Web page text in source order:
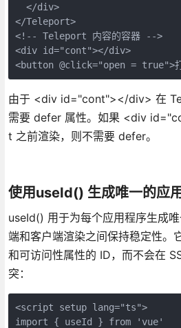
  </div>
</Teleport>
<!-- Teleport 内容的容器 -->
<div id="cont"></div>
<button @click="open = true">
由于 <div id="cont"></div> 在
需要 defer 属性。如果 <div
t 之前渲染，则不需要 defer。
使用useId() 生成唯一的应
useId() 用于为每个应用程序生成
端和客户端渲染之间保持稳定性。
和可访问性属性的 ID，而不会在
突：
<script setup lang="ts">
import { useId } from 'vue'